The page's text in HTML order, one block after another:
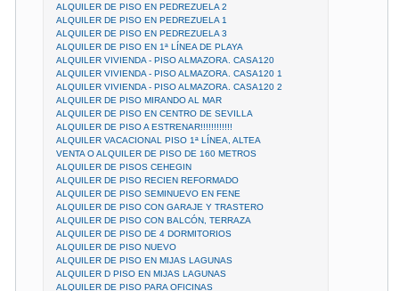
ALQUILER DE PISO EN PEDREZUELA 2
ALQUILER DE PISO EN PEDREZUELA 1
ALQUILER DE PISO EN PEDREZUELA 3
ALQUILER DE PISO EN 1ª LÍNEA DE PLAYA
ALQUILER VIVIENDA - PISO ALMAZORA. CASA120
ALQUILER VIVIENDA - PISO ALMAZORA. CASA120 1
ALQUILER VIVIENDA - PISO ALMAZORA. CASA120 2
ALQUILER DE PISO MIRANDO AL MAR
ALQUILER DE PISO EN CENTRO DE SEVILLA
ALQUILER DE PISO A ESTRENAR!!!!!!!!!!!!
ALQUILER VACACIONAL PISO 1ª LÍNEA, ALTEA
VENTA O ALQUILER DE PISO DE 160 METROS
ALQUILER DE PISOS CEHEGIN
ALQUILER DE PISO RECIEN REFORMADO
ALQUILER DE PISO SEMINUEVO EN FENE
ALQUILER DE PISO CON GARAJE Y TRASTERO
ALQUILER DE PISO CON BALCÓN, TERRAZA
ALQUILER DE PISO DE 4 DORMITORIOS
ALQUILER DE PISO NUEVO
ALQUILER DE PISO EN MIJAS LAGUNAS
ALQUILER D PISO EN MIJAS LAGUNAS
ALQUILER DE PISO PARA OFICINAS